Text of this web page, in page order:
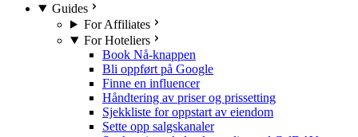
Guides
For Affiliates
For Hoteliers
Book Nå-knappen
Bli oppført på Google
Finne en influencer
Håndtering av priser og prissetting
Sjekkliste for oppstart av eiendom
Sette opp salgskanaler